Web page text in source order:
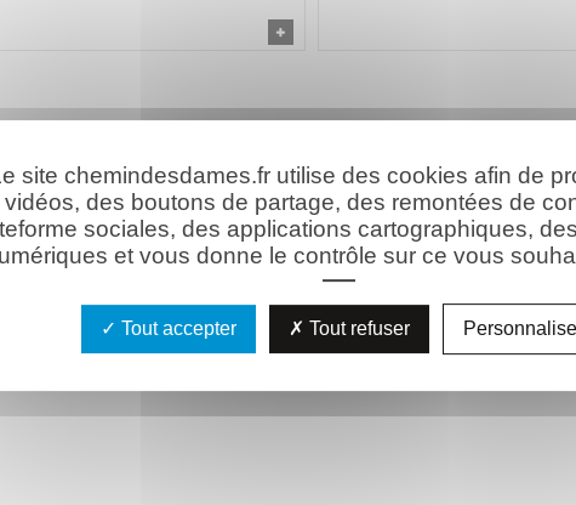
site chemindesdames.fr utilise des cookies afin de
vidéos, des boutons de partage, des remontées de
sociales, des applications cartographiques,
et vous donne le contrôle sur ce vous
Tout accepter Tout refuser